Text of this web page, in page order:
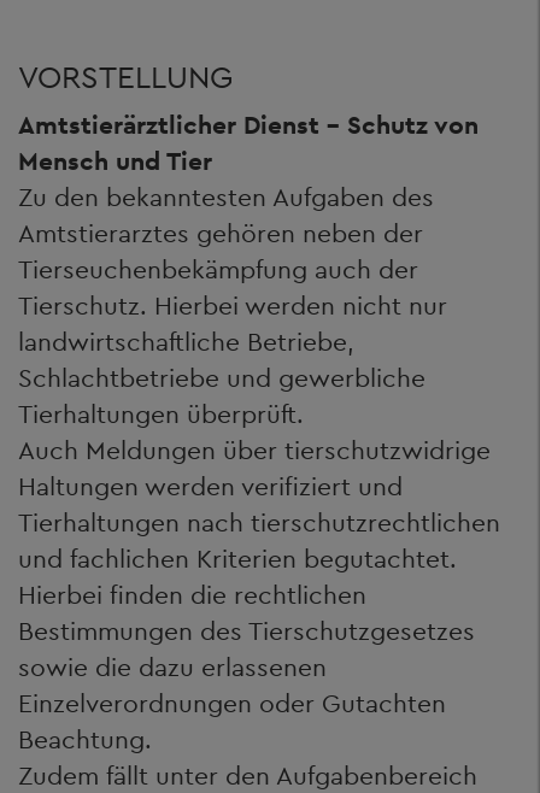
VORSTELLUNG
Amtstierärztlicher Dienst – Schutz von
Mensch und Tier
Zu den bekanntesten Aufgaben des
Amtstierarztes gehören neben der
Tierseuchenbekämpfung auch der
Tierschutz. Hierbei werden nicht nur
landwirtschaftliche Betriebe,
Schlachtbetriebe und gewerbliche
Tierhaltungen überprüft.
Auch Meldungen über tierschutzwidrige
Haltungen werden verifiziert und
Tierhaltungen nach tierschutzrechtlichen
und fachlichen Kriterien begutachtet.
Hierbei finden die rechtlichen
Bestimmungen des Tierschutzgesetzes
sowie die dazu erlassenen
Einzelverordnungen oder Gutachten
Beachtung.
Zudem fällt unter den Aufgabenbereich